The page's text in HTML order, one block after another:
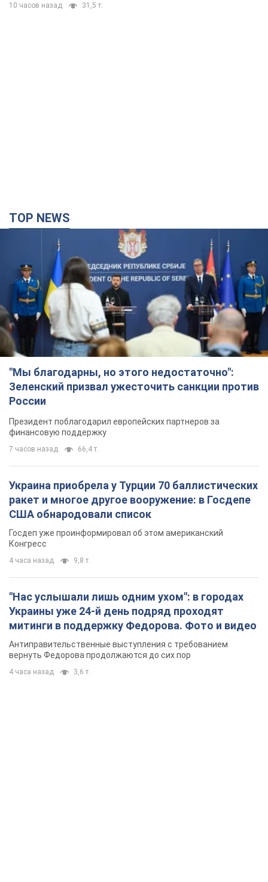
10 часов назад 31,5 т.
TOP NEWS
"Мы благодарны, но этого недостаточно":
Зеленский призвал ужесточить санкции против
России
Президент поблагодарил европейских партнеров за
финансовую поддержку
7 часов назад 66,4 т.
Украина приобрела у Турции 70 баллистических
ракет и многое другое вооружение: в Госдепе
США обнародовали список
Госдеп уже проинформировал об этом американский
Конгресс
4 часа назад 9,8 т.
"Нас услышали лишь одним ухом": в городах
Украины уже 24-й день подряд проходят
митинги в поддержку Федорова. Фото и видео
Антиправительственные выступления с требованием
вернуть Федорова продолжаются до сих пор
4 часа назад 3,6 т.